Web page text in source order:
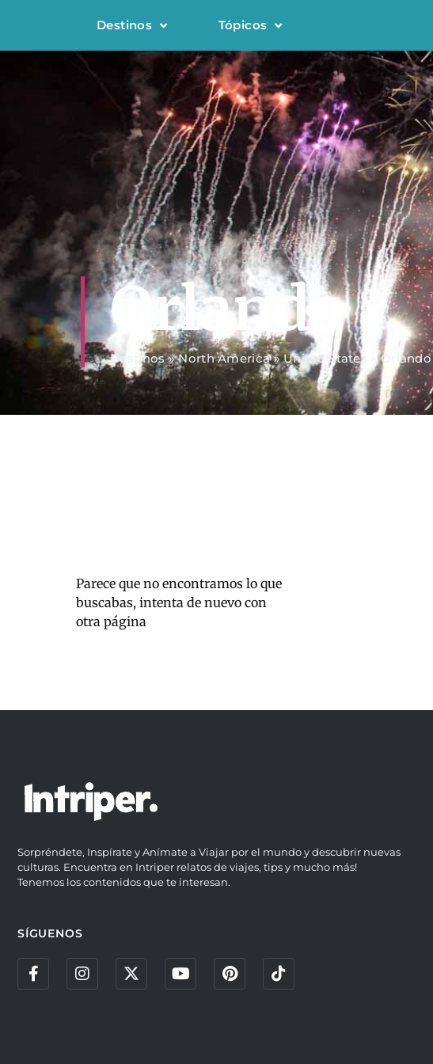
Destinos Tópicos
Orlando
Destinos»North America»United States »Orlando
Parece que no encontramos lo que
buscabas, intenta de nuevo con
otra página
Sorpréndete, Inspírate y Anímate a Viajar por el mundo y descubrir nuevas
culturas. Encuentra en Intriper relatos de viajes, tips y mucho más!
Tenemos los contenidos que te interesan.
SÍGUENOS